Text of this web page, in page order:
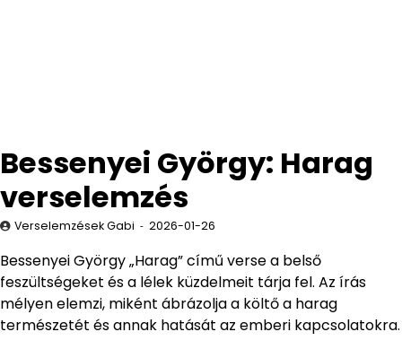
Bessenyei György: Harag
verselemzés
Verselemzések Gabi 2026-01-26
Bessenyei György „Harag” című verse a belső
feszültségeket és a lélek küzdelmeit tárja fel. Az írás
mélyen elemzi, miként ábrázolja a költő a harag
természetét és annak hatását az emberi kapcsolatokra.